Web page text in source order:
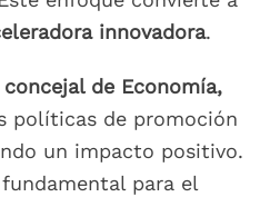
innovadora.
de Economía,
políticas de promoción
un impacto positivo.
para el